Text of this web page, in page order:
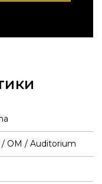
OM / Auditorium